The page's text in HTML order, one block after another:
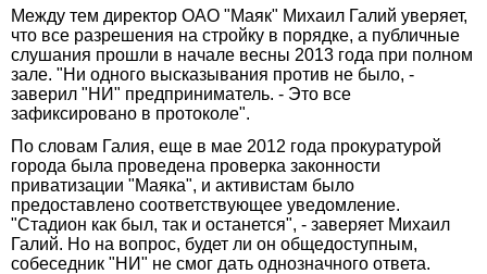
Между тем директор ОАО "Маяк" Михаил Галий уверяет,
что все разрешения на стройку в порядке, а публичные
слушания прошли в начале весны 2013 года при полном
зале. "Ни одного высказывания против не было, -
заверил "НИ" предприниматель. - Это все
зафиксировано в протоколе".
По словам Галия, еще в мае 2012 года прокуратурой
города была проведена проверка законности
приватизации "Маяка", и активистам было
предоставлено соответствующее уведомление.
"Стадион как был, так и останется", - заверяет Михаил
Галий. Но на вопрос, будет ли он общедоступным,
собеседник "НИ" не смог дать однозначного ответа.